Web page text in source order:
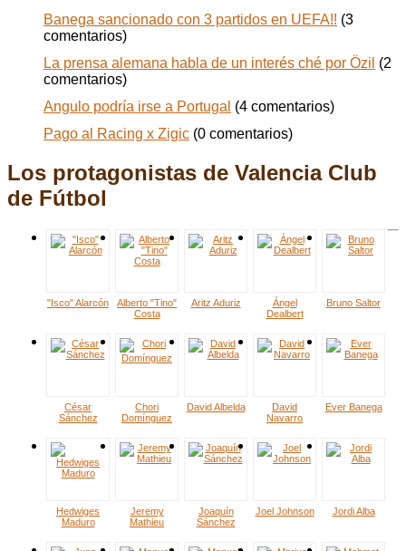
Banega sancionado con 3 partidos en UEFA!! (3
comentarios)
La prensa alemana habla de un interés ché por Özil (2
comentarios)
Angulo podría irse a Portugal (4 comentarios)
Pago al Racing x Zigic (0 comentarios)
Los protagonistas de Valencia Club
de Fútbol
"Isco" Alarcón
Alberto "Tino"
Costa
Aritz Aduriz
Ángel
Dealbert
Bruno Saltor
César
Sánchez
Chori
Domínguez
David Albelda
David
Navarro
Ever Banega
Hedwiges
Maduro
Jeremy
Mathieu
Joaquín
Sánchez
Joel Johnson Jordi Alba